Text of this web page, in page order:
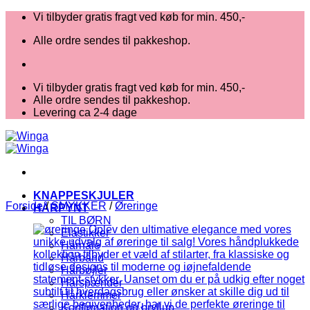
Fortsæt
indhold
Vi tilbyder gratis fragt ved køb for min. 450,-
Alle ordre sendes til pakkeshop.
Vi tilbyder gratis fragt ved køb for min. 450,-
Alle ordre sendes til pakkeshop.
Levering ca 2-4 dage
KNAPPESKJULER
HÅRPYNT
TIL BØRN
Elastikker
Hårnåle
Hårbånd
Hårbøjler
Hårspænder
Hårklemmer
Konfirmation og bryllup
Forside / SMYKKER / Øreringe